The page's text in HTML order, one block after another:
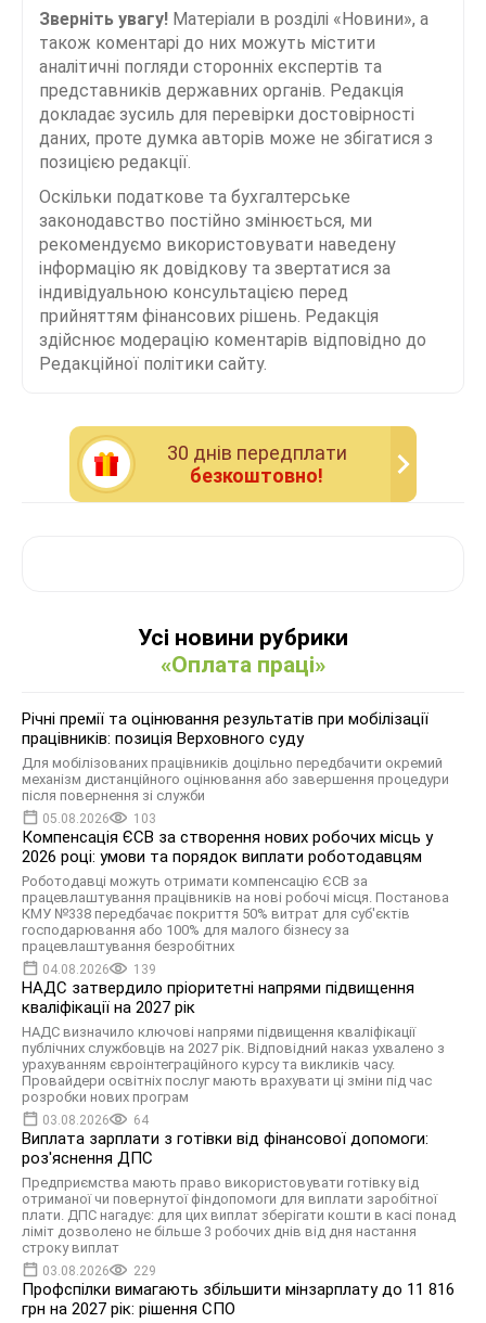
Зверніть увагу! Матеріали в розділі «Новини», а
також коментарі до них можуть містити
аналітичні погляди сторонніх експертів та
представників державних органів. Редакція
докладає зусиль для перевірки достовірності
даних, проте думка авторів може не збігатися з
позицією редакції.
Оскільки податкове та бухгалтерське
законодавство постійно змінюється, ми
рекомендуємо використовувати наведену
інформацію як довідкову та звертатися за
індивідуальною консультацією перед
прийняттям фінансових рішень. Редакція
здійснює модерацію коментарів відповідно до
Редакційної політики сайту.
30 днiв передплати
безкоштовно!
Усі новини рубрики
«Оплата праці»
Річні премії та оцінювання результатів при мобілізації
працівників: позиція Верховного суду
Для мобілізованих працівників доцільно передбачити окремий
механізм дистанційного оцінювання або завершення процедури
після повернення зі служби
05.08.2026 103
Компенсація ЄСВ за створення нових робочих місць у
2026 році: умови та порядок виплати роботодавцям
Роботодавці можуть отримати компенсацію ЄСВ за
працевлаштування працівників на нові робочі місця. Постанова
КМУ №338 передбачає покриття 50% витрат для суб'єктів
господарювання або 100% для малого бізнесу за
працевлаштування безробітних
04.08.2026 139
НАДС затвердило пріоритетні напрями підвищення
кваліфікації на 2027 рік
НАДС визначило ключові напрями підвищення кваліфікації
публічних службовців на 2027 рік. Відповідний наказ ухвалено з
урахуванням євроінтеграційного курсу та викликів часу.
Провайдери освітніх послуг мають врахувати ці зміни під час
розробки нових програм
03.08.2026 64
Виплата зарплати з готівки від фінансової допомоги:
роз'яснення ДПС
Предприємства мають право використовувати готівку від
отриманої чи повернутої фіндопомоги для виплати заробітної
плати. ДПС нагадує: для цих виплат зберігати кошти в касі понад
ліміт дозволено не більше 3 робочих днів від дня настання
строку виплат
03.08.2026 229
Профспілки вимагають збільшити мінзарплату до 11 816
грн на 2027 рік: рішення СПО